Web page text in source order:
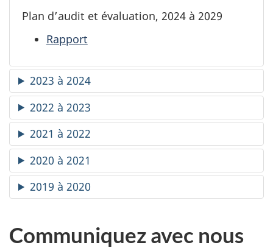
Plan d’audit et évaluation, 2024 à 2029
Rapport
2023 à 2024
2022 à 2023
2021 à 2022
2020 à 2021
2019 à 2020
Communiquez avec nous